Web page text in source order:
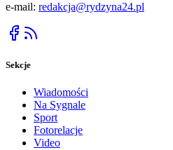
e-mail: redakcja@rydzyna24.pl
Sekcje
Wiadomości
Na Sygnale
Sport
Fotorelacje
Video